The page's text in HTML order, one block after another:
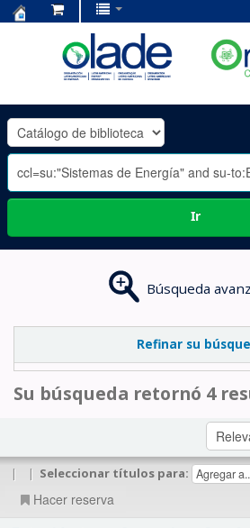
OLADE
-
Ir
Búsqueda
Refinar su
Su búsqueda retornó 4
| | Seleccionar títulos para:
Hacer reserva